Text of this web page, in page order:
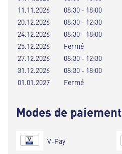
11.11.2026
08:30 - 18:00
20.12.2026
08:30 - 12:30
24.12.2026
08:30 - 18:00
25.12.2026
Fermé
27.12.2026
08:30 - 12:30
31.12.2026
08:30 - 18:00
01.01.2027
Fermé
Modes de paiement
V-Pay